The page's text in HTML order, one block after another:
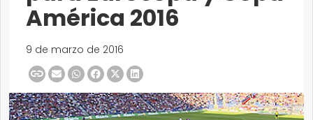
América 2016
9 de marzo de 2016